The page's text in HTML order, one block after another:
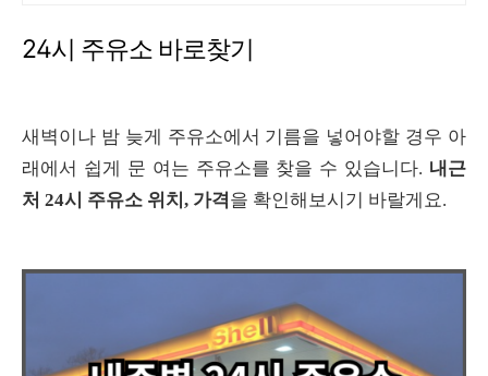
24시 주유소 바로찾기
새벽이나 밤 늦게 주유소에서 기름을 넣어야할 경우 아
래에서 쉽게 문 여는 주유소를 찾을 수 있습니다. 내근
처 24시 주유소 위치, 가격을 확인해보시기 바랄게요.